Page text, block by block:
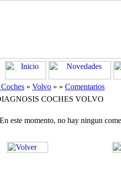
» Volvo » » Comentarios
COCHES VOLVO
En este momento, no hay ningun